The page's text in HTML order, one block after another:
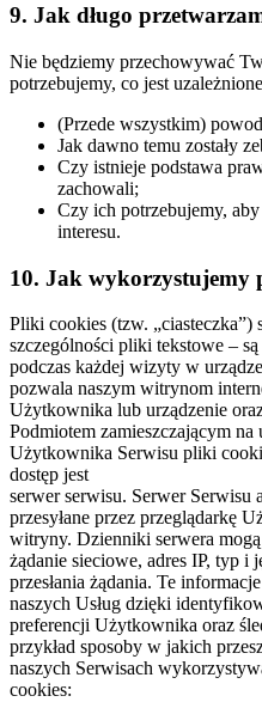
9. Jak długo
Nie będziemy przechowywać
potrzebujemy, co jest
(Przede wszystkim)
Jak dawno temu zostały
Czy istnieje podstawa
zachowali;
Czy ich potrzebujemy,
interesu.
10. Jak wykorzystujemy
Pliki cookies (tzw.
szczególności pliki tekstowe –
podczas każdej wizyty w
pozwala naszym witrynom
Użytkownika lub urządzenie
Podmiotem zamieszczającym
Użytkownika Serwisu pliki
dostęp jest
serwer serwisu. Serwer Serwisu
przesyłane przez przeglądarkę
witryny. Dzienniki serwera
żądanie sieciowe, adres IP, typ i
przesłania żądania. Te
naszych Usług dzięki
preferencji Użytkownika oraz
przykład sposoby w jakich
naszych Serwisach
cookies: